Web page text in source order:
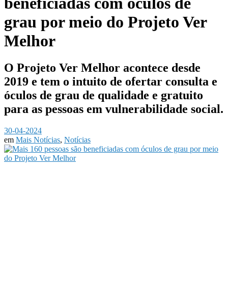
grau por meio do Projeto Ver
Melhor
O Projeto Ver Melhor acontece desde
2019 e tem o intuito de ofertar consulta e
óculos de grau de qualidade e gratuito
para as pessoas em vulnerabilidade social.
30-04-2024
em Mais Notícias, Notícias